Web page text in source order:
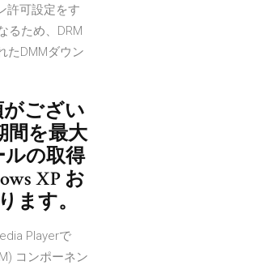
許可設定をす
るため、DRM
たDMMダウン
がござい
間を最大
ルの取得
XP お
ます。
Playerで
コンポーネン